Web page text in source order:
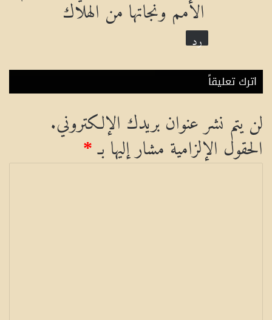
رد
اترك تعليقاً
لن يتم نشر عنوان بريدك الإلكتروني.
الحقول الإلزامية مشار إليها بـ*
ا